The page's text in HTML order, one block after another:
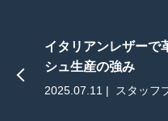
イタリアンレザー
シュ生産の強み
2025.07.11 | スタッフ